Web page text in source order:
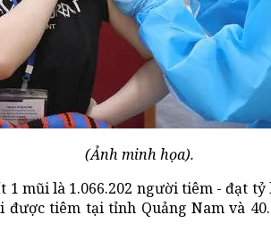
(Ảnh minh họa).
mũi là 1.066.202 người tiêm - đạt tỷ
được tiêm tại tỉnh Quảng Nam và